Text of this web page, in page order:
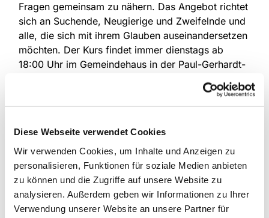
Diese Webseite verwendet Cookies
Wir verwenden Cookies, um Inhalte und Anzeigen zu
personalisieren, Funktionen für soziale Medien anbieten
zu können und die Zugriffe auf unsere Website zu
analysieren. Außerdem geben wir Informationen zu Ihrer
Verwendung unserer Website an unsere Partner für
Fragen gemeinsam zu nähern. Das Angebot richtet
sich an Suchende, Neugierige und Zweifelnde und
alle, die sich mit ihrem Glauben auseinandersetzen
möchten. Der Kurs findet immer dienstags ab
18:00 Uhr im Gemeindehaus in der Paul-Gerhardt-
Str. 6 statt. Eine Anmeldung ist nicht erforderlich,
über das, was uns im Leben und im Glauben
bewegt“, sagt Pfarrer Jens Hoffmann. „Glauben ist
nichts, was man einfach hat oder nicht – es ist ein
Weg, auf dem viele Fragen erlaubt sind.“ Der Kurs
findet statt am 28.10., 4., 11. und 18. November.
Die Abende behandeln Themen wie Biografie und